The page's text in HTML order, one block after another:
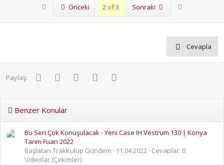
Önceki 2 of 3 Sonraki
Cevapla
Paylaş: FacebookTwitter PinterestWhatsApp
Benzer Konular
Bu Seri Çok Konuşulacak - Yeni Case IH Vestrum 130 | Konya
Tarım Fuarı 2022
Başlatan TrakKulüp Gündem
11.04.2022 Cevaplar: 0
Videolar (Çekimler)